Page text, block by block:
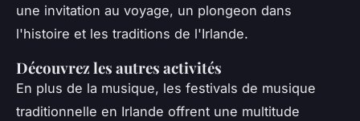
une invitation au voyage, un plongeon dans
l'histoire et les traditions de l'Irlande.
Découvrez les autres activités
En plus de la musique, les festivals de musique
traditionnelle en Irlande offrent une multitude